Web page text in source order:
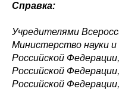
Справка:
Учредителями
Министерство науки
Российской
Российской
Российской